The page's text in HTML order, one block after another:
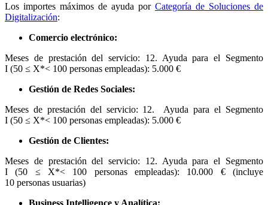
Los importes máximos de ayuda por Categoría de Soluciones de
Digitalización:
Comercio electrónico:
Meses de prestación del servicio: 12. Ayuda para el Segmento
I (50 ≤ X*< 100 personas empleadas): 5.000 €
Gestión de Redes Sociales:
Meses de prestación del servicio: 12. Ayuda para el Segmento
I (50 ≤ X*< 100 personas empleadas): 5.000 €
Gestión de Clientes:
Meses de prestación del servicio: 12. Ayuda para el Segmento
I (50 ≤ X*< 100 personas empleadas): 10.000 € (incluye
10 personas usuarias)
Business Intelligence y Analítica: